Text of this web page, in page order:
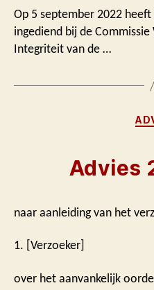
Op 5 september 2022
ingediend bij de
Integriteit van de …
Advies
naar aanleiding van het
1. [Verzoeker]
over het aanvankelijk